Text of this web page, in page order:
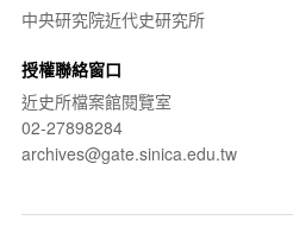
中央研究院近代史研究所
授權聯絡窗口
近史所檔案館閱覽室
02-27898284
archives@gate.sinica.edu.tw